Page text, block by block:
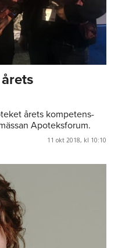
årets kompetens-
Apoteksforum.
11 okt 2018, kl 10:10